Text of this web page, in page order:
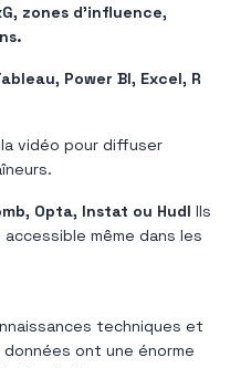
zones d'influence,
Power BI, Excel, R
vidéo pour diffuser
Opta, Instat ou Hudl Ils
même dans les
techniques et
ont une énorme